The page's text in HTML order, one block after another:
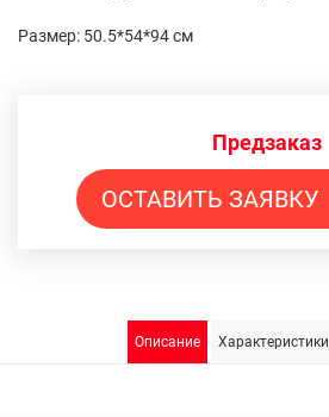
Размер: 50.5*54*94 см
Предзаказ
ОСТАВИТЬ ЗАЯВКУ
Описание Характеристики